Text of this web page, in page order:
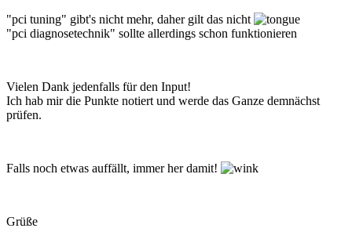
"pci tuning" gibt's nicht mehr, daher gilt das nicht
"pci diagnosetechnik" sollte allerdings schon funktionieren
Vielen Dank jedenfalls für den Input!
Ich hab mir die Punkte notiert und werde das Ganze demnächst
prüfen.
Falls noch etwas auffällt, immer her damit!
Grüße